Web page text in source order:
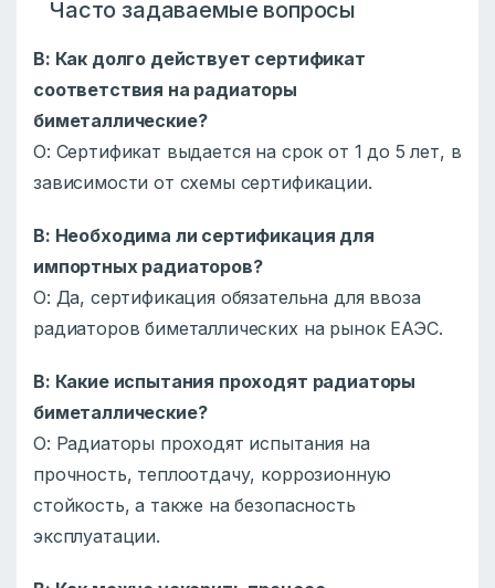
Часто задаваемые вопросы
В: Как долго действует сертификат
соответствия на радиаторы
биметаллические?
О: Сертификат выдается на срок от 1 до 5 лет, в
зависимости от схемы сертификации.
В: Необходима ли сертификация для
импортных радиаторов?
О: Да, сертификация обязательна для ввоза
радиаторов биметаллических на рынок ЕАЭС.
В: Какие испытания проходят радиаторы
биметаллические?
О: Радиаторы проходят испытания на
прочность, теплоотдачу, коррозионную
стойкость, а также на безопасность
эксплуатации.